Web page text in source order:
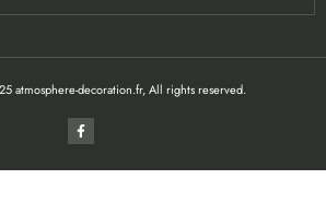
atmosphere-decoration.fr, All rights reserved.